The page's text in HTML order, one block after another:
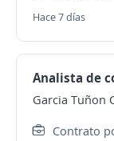
Hace 7 días
Analista de
Garcia Tuñon
Contrato